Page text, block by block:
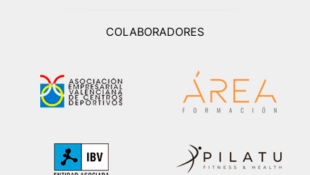
COLABORADORES